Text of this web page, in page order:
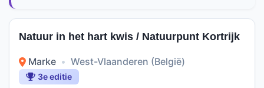
Natuur in het hart kwis / Natuurpunt Kortrijk
Marke • West-Vlaanderen (België)
3e editie